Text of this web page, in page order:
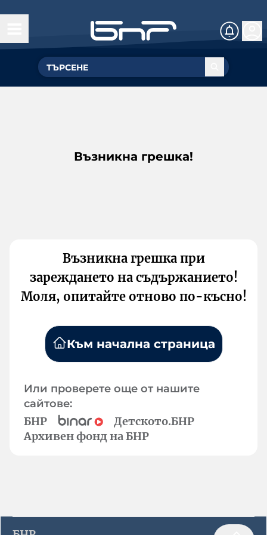
Възникна грешка!
Възникна грешка при
зареждането на съдържанието!
Моля, опитайте отново по-късно!
Към начална страница
Или проверете още от нашите
сайтове:
БНР
Детското.БНР
Архивен фонд на БНР